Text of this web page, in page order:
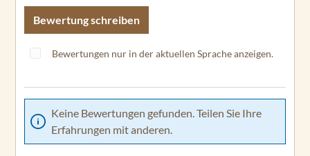
Bewertung schreiben
Bewertungen nur in der aktuellen Sprache anzeigen.
Keine Bewertungen gefunden. Teilen Sie Ihre
Erfahrungen mit anderen.